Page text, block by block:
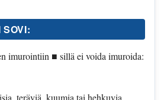
SOVI:
imurointiin ■ sillä ei voida imuroida:
teräviä, kuumia tai hehkuvia